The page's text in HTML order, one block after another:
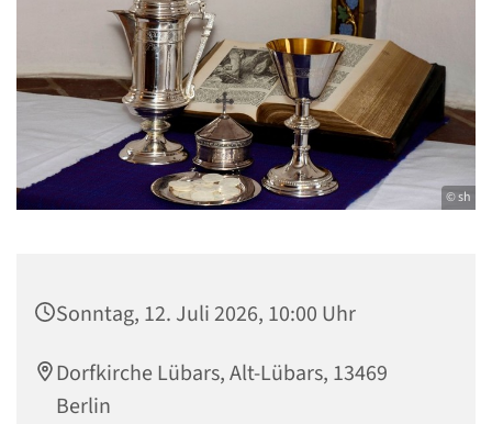
© sh
Sonntag, 12. Juli 2026, 10:00 Uhr
Dorfkirche Lübars, Alt-Lübars, 13469
Berlin